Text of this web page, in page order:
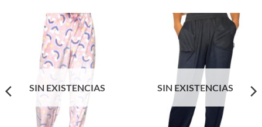
SIN EXISTENCIAS SIN EXISTENCIAS